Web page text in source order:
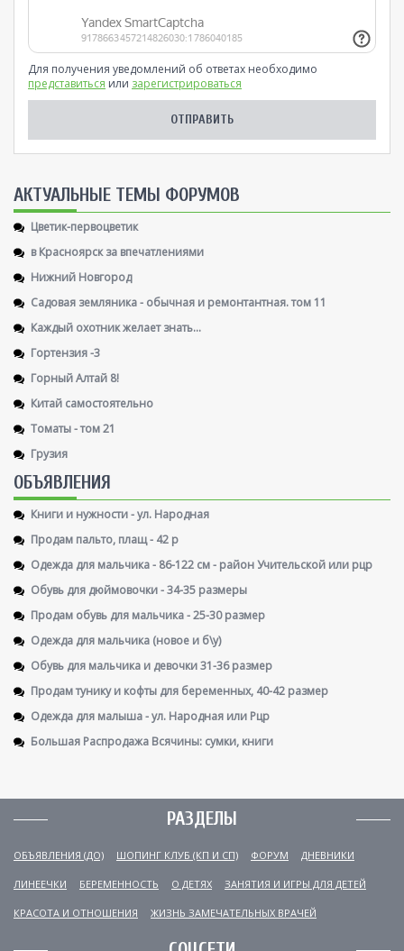
Для получения уведомлений об ответах необходимо
представиться или зарегистрироваться
AКТУАЛЬНЫЕ ТЕМЫ ФОРУМОВ
Цветик-первоцветик
в Красноярск за впечатлениями
Нижний Новгород
Садовая земляника - обычная и ремонтантная. том 11
Каждый охотник желает знать...
Гортензия -3
Горный Алтай 8!
Китай самостоятельно
Томаты - том 21
Грузия
ОБЪЯВЛЕНИЯ
Книги и нужности - ул. Народная
Продам пальто, плащ - 42 р
Одежда для мальчика - 86-122 см - район Учительской или рцр
Обувь для дюймовочки - 34-35 размеры
Продам обувь для мальчика - 25-30 размер
Одежда для мальчика (новое и б\у)
Обувь для мальчика и девочки 31-36 размер
Продам тунику и кофты для беременных, 40-42 размер
Одежда для малыша - ул. Народная или Рцр
Большая Распродажа Всячины: сумки, книги
РАЗДЕЛЫ
ОБЪЯВЛЕНИЯ (ДО) ШОПИНГ КЛУБ (КП И СП) ФОРУМ ДНЕВНИКИ
ЛИНЕЕЧКИ БЕРЕМЕННОСТЬ О ДЕТЯХ ЗАНЯТИЯ И ИГРЫ ДЛЯ ДЕТЕЙ
КРАСОТА И ОТНОШЕНИЯ ЖИЗНЬ ЗАМЕЧАТЕЛЬНЫХ ВРАЧЕЙ